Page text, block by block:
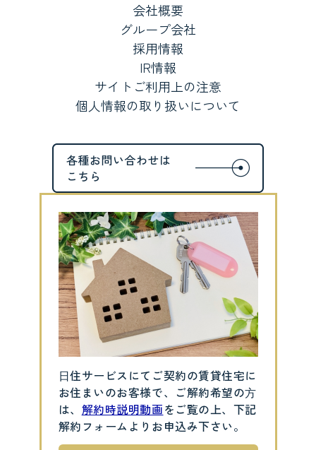
会社概要
グループ会社
採用情報
IR情報
サイトご利用上の注意
個人情報の取り扱いについて
⽇住サービスにてご契約の賃貸住宅に
お住まいのお客様で、ご解約希望の⽅
は、 解約時説明動画をご覧の上、下記
解約フォームよりお申込み下さい。